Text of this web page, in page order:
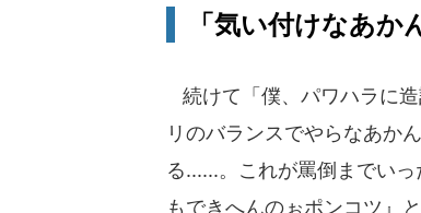
「気い付けなあか
続けて「僕、パワハラに
リのバランスでやらなあか
る......。これが罵倒までい
もできへんのぉポンコツ』